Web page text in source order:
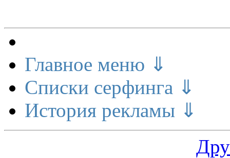
Главное меню ⇓
Списки серфинга ⇓
История рекламы ⇓